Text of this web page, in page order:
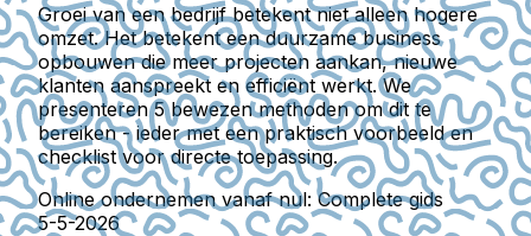
Groei van een bedrijf betekent niet alleen hogere
omzet. Het betekent een duurzame business
opbouwen die meer projecten aankan, nieuwe
klanten aanspreekt en efficiënt werkt. We
presenteren 5 bewezen methoden om dit te
bereiken - ieder met een praktisch voorbeeld en
checklist voor directe toepassing.
Online ondernemen vanaf nul: Complete gids
5-5-2026